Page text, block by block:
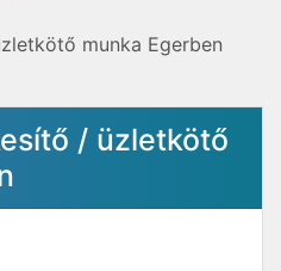
munka Egerben
/ üzletkötő